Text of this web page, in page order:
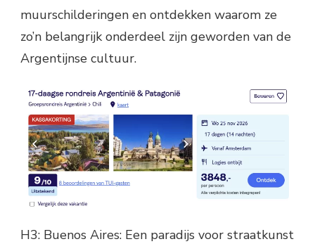
muurschilderingen en ontdekken waarom ze
zo’n belangrijk onderdeel zijn geworden van de
Argentijnse cultuur.
H3: Buenos Aires: Een paradijs voor straatkunst